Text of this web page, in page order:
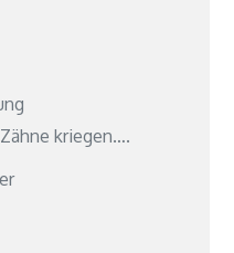
kriegen….